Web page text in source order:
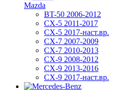
Mazda
BT-50 2006-2012
CX-5 2011-2017
CX-5 2017-наст.вр.
CX-7 2007-2009
CX-7 2010-2013
CX-9 2008-2012
CX-9 2013-2016
CX-9 2017-наст.вр.